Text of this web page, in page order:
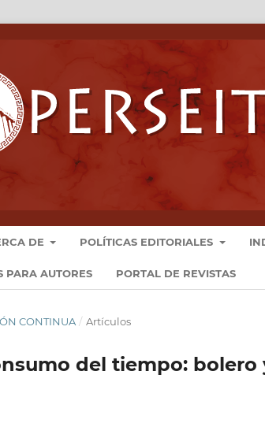
DE POLÍTICAS EDITORIALES
PARA AUTORES PORTAL DE REVISTAS
CONTINUA / Artículos
del tiempo: